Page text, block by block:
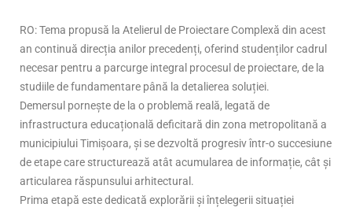
RO: Tema propusă la Atelierul de Proiectare Complexă din acest
an continuă direcția anilor precedenți, oferind studenților cadrul
necesar pentru a parcurge integral procesul de proiectare, de la
studiile de fundamentare până la detalierea soluției.
Demersul pornește de la o problemă reală, legată de
infrastructura educațională deficitară din zona metropolitană a
municipiului Timișoara, și se dezvoltă progresiv într-o succesiune
de etape care structurează atât acumularea de informație, cât și
articularea răspunsului arhitectural.
Prima etapă este dedicată explorării și înțelegerii situației